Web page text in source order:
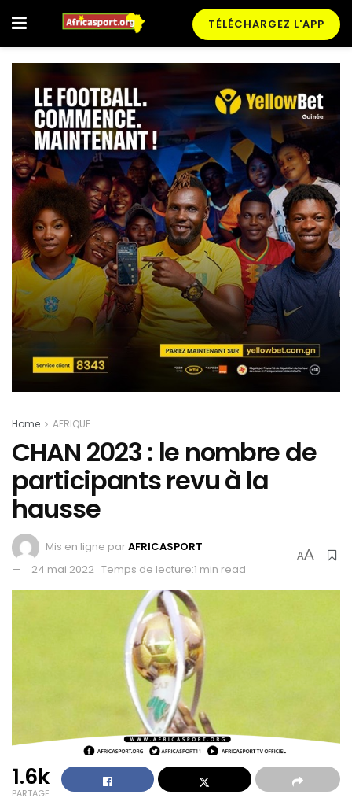
TÉLÉCHARGEZ L'APP
Home AFRIQUE
CHAN 2023 : le nombre de
participants revu à la
hausse
Mis en ligne parAFRICASPORT
24 mai 2022 Temps de lecture:1 min read
AA
1.6k
PARTAGE